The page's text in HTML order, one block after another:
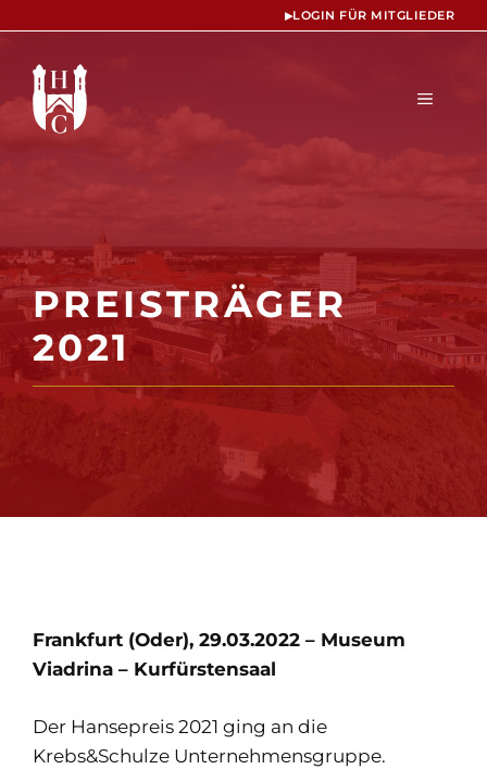
springen
▸LOGIN FÜR MITGLIEDER
MENÜ
PREISTRÄGER
2021
Frankfurt (Oder), 29.03.2022 – Museum
Viadrina – Kurfürstensaal
Der Hansepreis 2021 ging an die
Krebs&Schulze Unternehmensgruppe.